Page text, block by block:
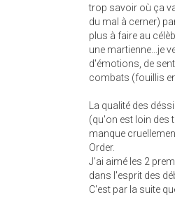
trop savoir où ça
du mal à cerner)
plus à faire au
une martienne...je
d'émotions, de
combats (fouillis
La qualité des
(qu'on est loin des
manque
Order.
J'ai aimé les 2
dans l'esprit des
C'est par la suite